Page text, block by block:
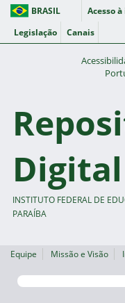
BRASIL Acesso
Legislação
Canais
Digital
INSTITUTO FEDERAL DE
PARAÍBA
Equipe Missão e Visão